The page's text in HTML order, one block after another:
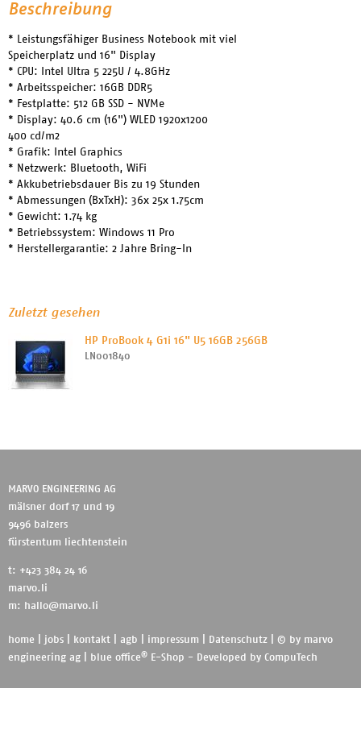
Beschreibung
* Leistungsfähiger Business Notebook mit viel
Speicherplatz und 16" Display
* CPU: Intel Ultra 5 225U / 4.8GHz
* Arbeitsspeicher: 16GB DDR5
* Festplatte: 512 GB SSD - NVMe
* Display: 40.6 cm (16") WLED 1920x1200
400 cd/m2
* Grafik: Intel Graphics
* Netzwerk: Bluetooth, WiFi
* Akkubetriebsdauer Bis zu 19 Stunden
* Abmessungen (BxTxH): 36x 25x 1.75cm
* Gewicht: 1.74 kg
* Betriebssystem: Windows 11 Pro
* Herstellergarantie: 2 Jahre Bring-In
Zuletzt gesehen
HP ProBook 4 G1i 16" U5 16GB 256GB
LN001840
MARVO ENGINEERING AG
mälsner dorf 17 und 19
9496 balzers
fürstentum liechtenstein
t: +423 384 24 16
marvo.li
m:
hallo@marvo.li
home jobs kontakt agb impressum Datenschutz | © by marvo
engineering ag
blue office® E-Shop - Developed by CompuTech